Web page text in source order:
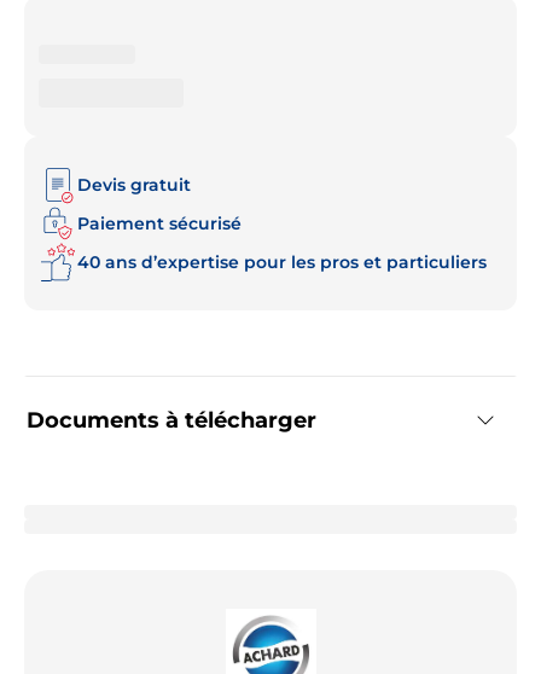
Documents à télécharger
Devis gratuit
Paiement sécurisé
40 ans d’expertise pour les pros et particuliers